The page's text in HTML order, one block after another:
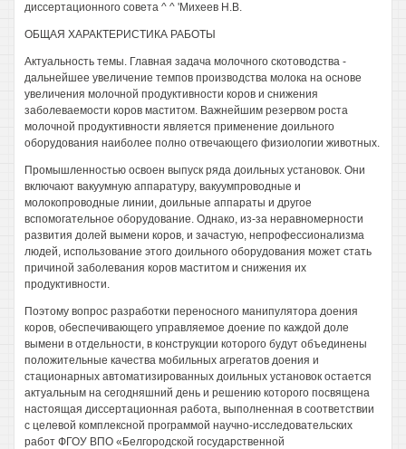
диссертационного совета ^ ^ 'Михеев Н.В.
ОБЩАЯ ХАРАКТЕРИСТИКА РАБОТЫ
Актуальность темы. Главная задача молочного скотоводства -
дальнейшее увеличение темпов производства молока на основе
увеличения молочной продуктивности коров и снижения
заболеваемости коров маститом. Важнейшим резервом роста
молочной продуктивности является применение доильного
оборудования наиболее полно отвечающего физиологии животных.
Промышленностью освоен выпуск ряда доильных установок. Они
включают вакуумную аппаратуру, вакуумпроводные и
молокопроводные линии, доильные аппараты и другое
вспомогательное оборудование. Однако, из-за неравномерности
развития долей вымени коров, и зачастую, непрофессионализма
людей, использование этого доильного оборудования может стать
причиной заболевания коров маститом и снижения их
продуктивности.
Поэтому вопрос разработки переносного манипулятора доения
коров, обеспечивающего управляемое доение по каждой доле
вымени в отдельности, в конструкции которого будут объединены
положительные качества мобильных агрегатов доения и
стационарных автоматизированных доильных установок остается
актуальным на сегодняшний день и решению которого посвящена
настоящая диссертационная работа, выполненная в соответствии
с целевой комплексной программой научно-исследовательских
работ ФГОУ ВПО «Белгородской государственной